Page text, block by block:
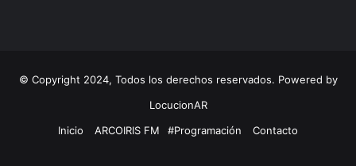
© Copyright 2024, Todos los derechos reservados. Powered by
LocucionAR
Inicio
ARCOIRIS FM #Programación Contacto